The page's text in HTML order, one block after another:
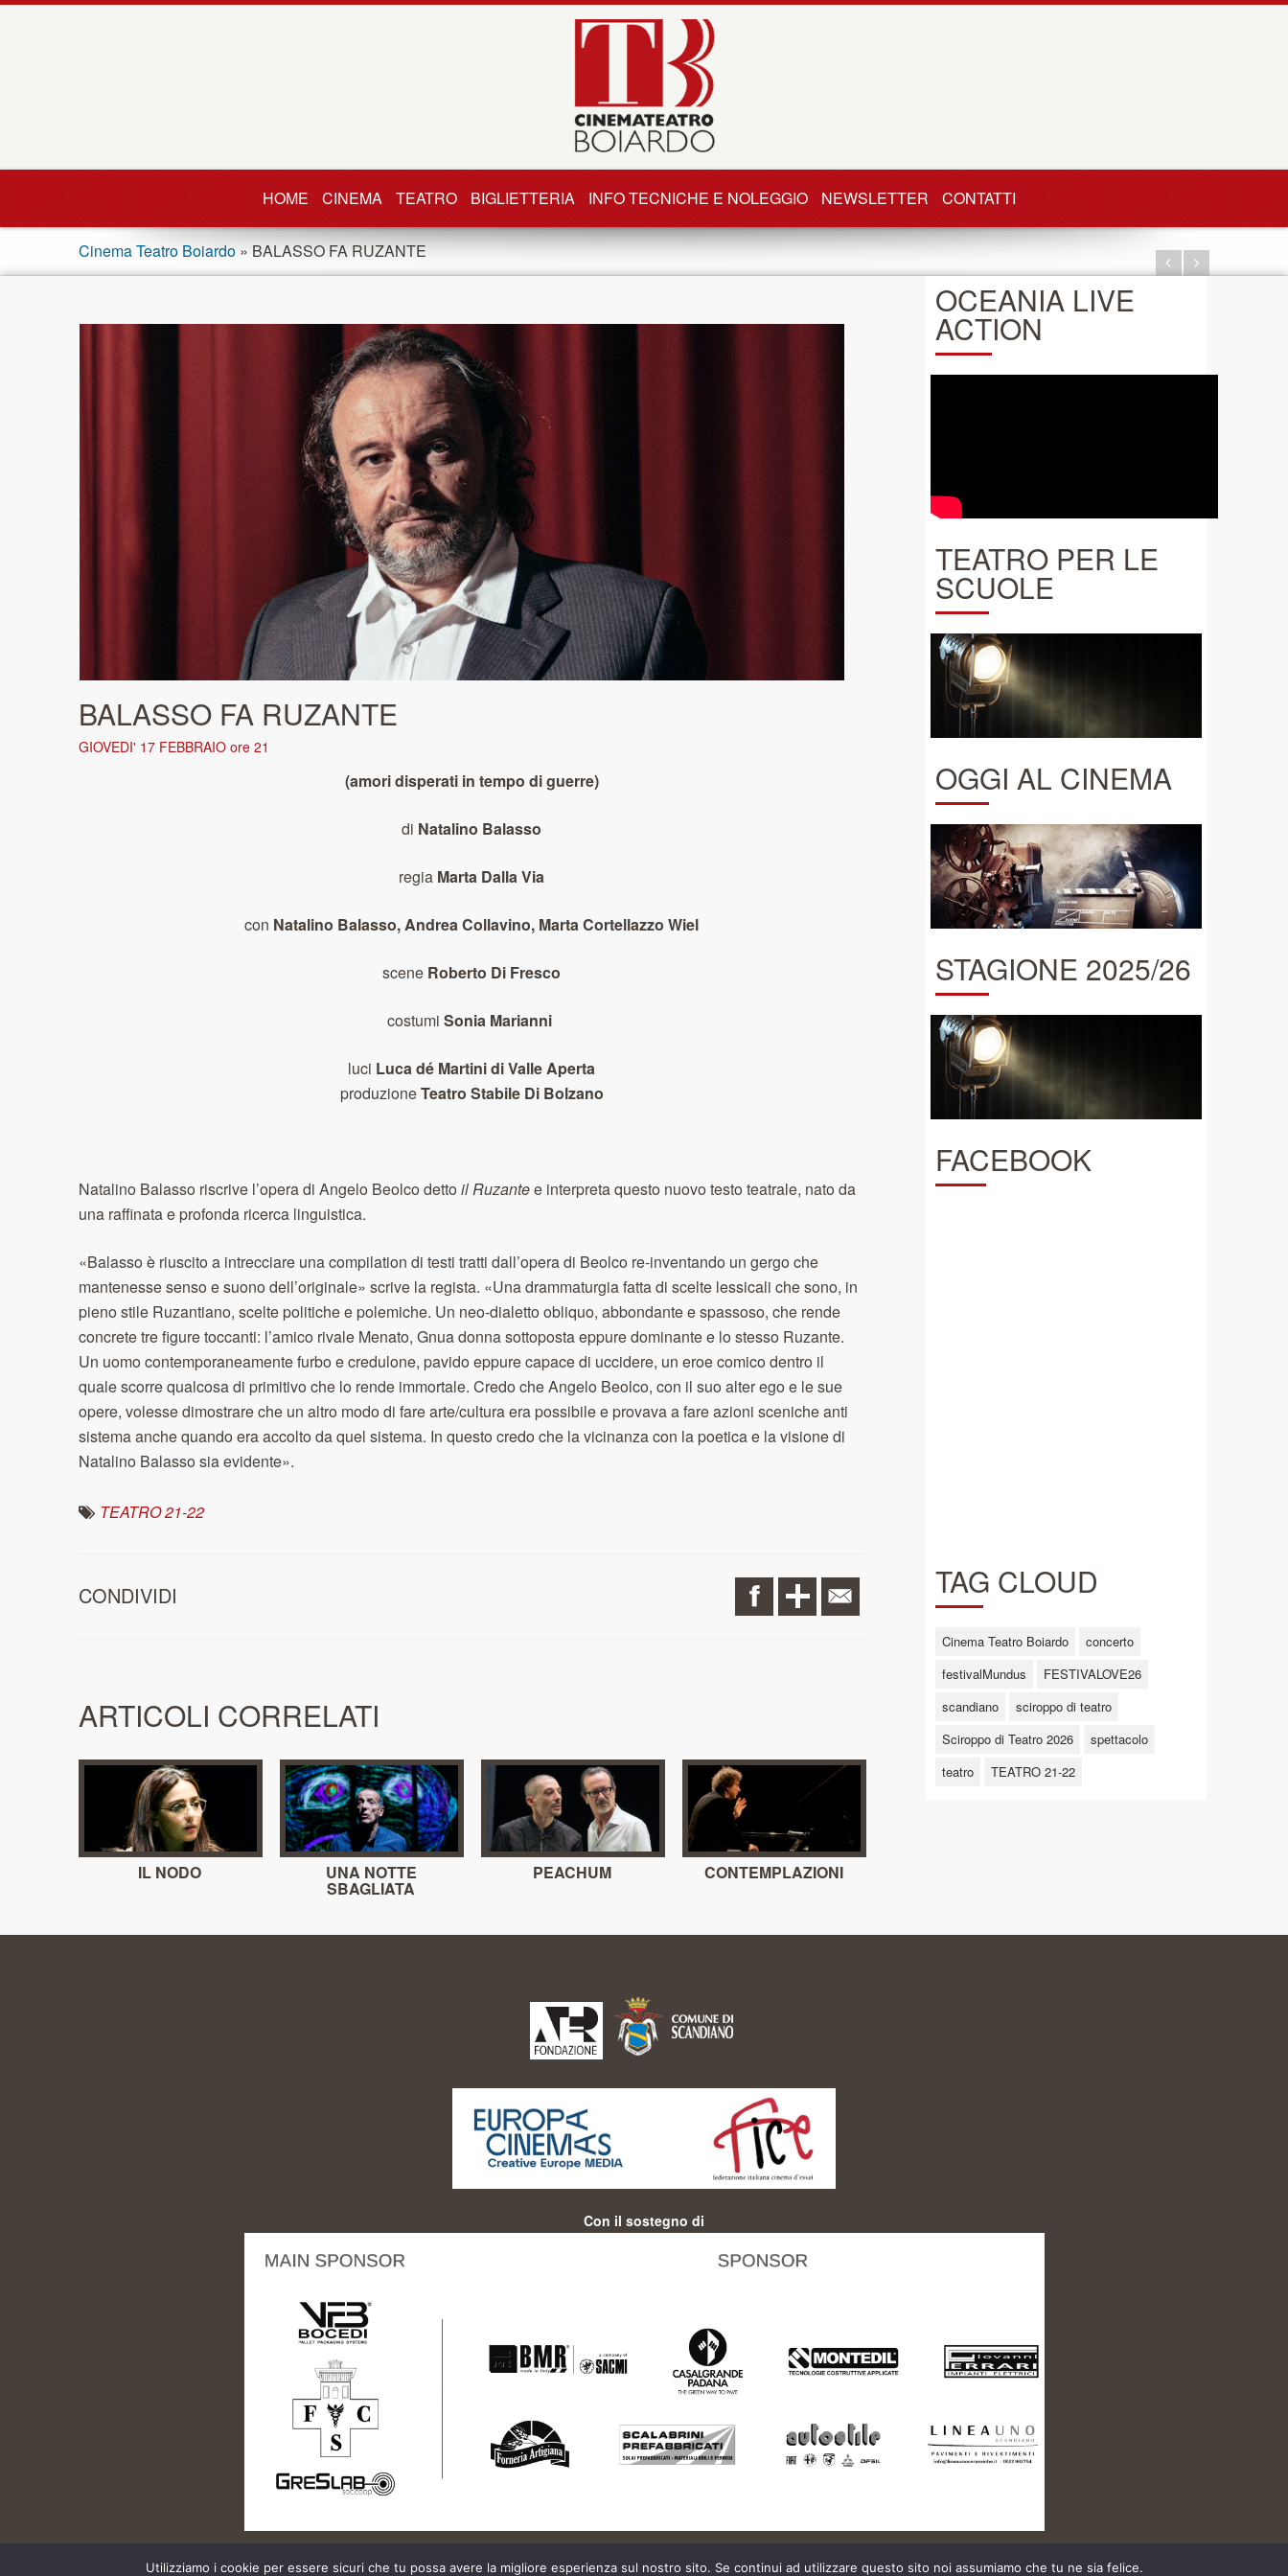
HOME CINEMA TEATRO BIGLIETTERIA INFO TECNICHE E NOLEGGIO NEWSLETTER CONTATTI
Cinema Teatro Boiardo » BALASSO FA RUZANTE
BALASSO FA RUZANTE
GIOVEDI' 17 FEBBRAIO ore 21
(amori disperati in tempo di guerre)
di Natalino Balasso
regia Marta Dalla Via
con Natalino Balasso, Andrea Collavino, Marta Cortellazzo Wiel
scene Roberto Di Fresco
costumi Sonia Marianni
luci Luca dé Martini di Valle Aperta
produzioneTeatro Stabile Di Bolzano
Natalino Balasso riscrive l’opera di Angelo Beolco detto il Ruzantee interpreta questo nuovo testo teatrale, nato da
una raffinata e profonda ricerca linguistica.
«Balasso è riuscito a intrecciare una compilation di testi tratti dall’opera di Beolco re-inventando un gergo che
mantenesse senso e suono dell’originale» scrive la regista. «Una drammaturgia fatta di scelte lessicali che sono, in
pieno stile Ruzantiano, scelte politiche e polemiche. Un neo-dialetto obliquo, abbondante e spassoso, che rende
concrete tre figure toccanti: l’amico rivale Menato, Gnua donna sottoposta eppure dominante e lo stesso Ruzante.
Un uomo contemporaneamente furbo e credulone, pavido eppure capace di uccidere, un eroe comico dentro il
quale scorre qualcosa di primitivo che lo rende immortale. Credo che Angelo Beolco, con il suo alter ego e le sue
opere, volesse dimostrare che un altro modo di fare arte/cultura era possibile e provava a fare azioni sceniche anti
sistema anche quando era accolto da quel sistema. In questo credo che la vicinanza con la poetica e la visione di
Natalino Balasso sia evidente».
TEATRO 21-22
CONDIVIDI
ARTICOLI CORRELATI
IL NODO UNA NOTTE
SBAGLIATA
PEACHUM CONTEMPLAZIONI
OCEANIA LIVE
ACTION
TEATRO PER LE
SCUOLE
OGGI AL CINEMA
STAGIONE 2025/26
FACEBOOK
TAG CLOUD
Cinema Teatro Boiardo
concerto
festivalMundus
FESTIVALOVE26
scandiano
sciroppo di teatro
Sciroppo di Teatro 2026
spettacolo
teatro
TEATRO 21-22
Con il sostegno di
Utilizziamo i cookie per essere sicuri che tu possa avere la migliore esperienza sul nostro sito. Se continui ad utilizzare questo sito noi assumiamo che tu ne sia felice.